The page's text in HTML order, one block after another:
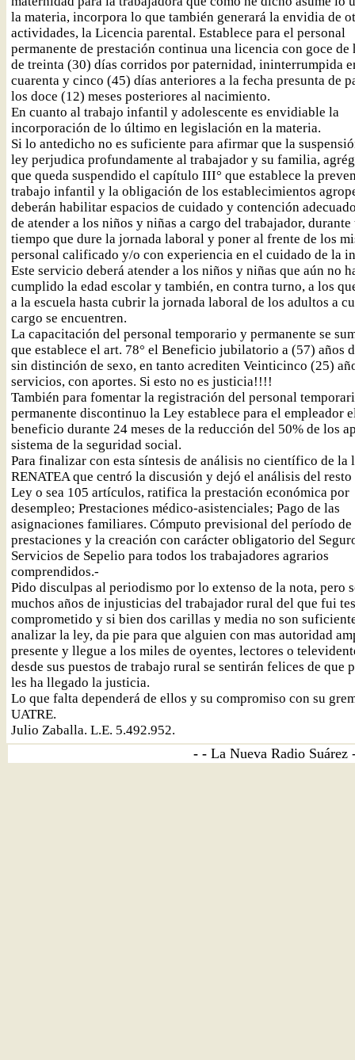
la materia, incorpora lo que también generará la envidia de
actividades, la Licencia parental. Establece para el personal
permanente de prestación continua una licencia con goce de
de treinta (30) días corridos por paternidad, ininterrumpida
cuarenta y cinco (45) días anteriores a la fecha presunta de
los doce (12) meses posteriores al nacimiento.
En cuanto al trabajo infantil y adolescente es envidiable la
incorporación de lo último en legislación en la materia.
Si lo antedicho no es suficiente para afirmar que la
ley perjudica profundamente al trabajador y su familia,
que queda suspendido el capítulo III° que establece la
trabajo infantil y la obligación de los establecimientos
deberán habilitar espacios de cuidado y contención
de atender a los niños y niñas a cargo del trabajador,
tiempo que dure la jornada laboral y poner al frente de los
personal calificado y/o con experiencia en el cuidado de la
Este servicio deberá atender a los niños y niñas que aún no
cumplido la edad escolar y también, en contra turno, a los
a la escuela hasta cubrir la jornada laboral de los adultos a
cargo se encuentren.
La capacitación del personal temporario y permanente se
que establece el art. 78° el Beneficio jubilatorio a (57) años
sin distinción de sexo, en tanto acrediten Veinticinco (25)
servicios, con aportes. Si esto no es justicia!!!!
También para fomentar la registración del personal
permanente discontinuo la Ley establece para el empleador
beneficio durante 24 meses de la reducción del 50% de los
sistema de la seguridad social.
Para finalizar con esta síntesis de análisis no científico de la
RENATEA que centró la discusión y dejó el análisis del resto
Ley o sea 105 artículos, ratifica la prestación económica por
desempleo; Prestaciones médico-asistenciales; Pago de las
asignaciones familiares. Cómputo previsional del período de
prestaciones y la creación con carácter obligatorio del
Servicios de Sepelio para todos los trabajadores agrarios
comprendidos.-
Pido disculpas al periodismo por lo extenso de la nota, pero
muchos años de injusticias del trabajador rural del que fui
comprometido y si bien dos carillas y media no son
analizar la ley, da pie para que alguien con mas autoridad
presente y llegue a los miles de oyentes, lectores o
desde sus puestos de trabajo rural se sentirán felices de que
les ha llegado la justicia.
Lo que falta dependerá de ellos y su compromiso con su
UATRE.
Julio Zaballa. L.E. 5.492.952.
- - La Nueva Radio